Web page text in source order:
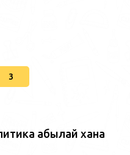
3
абылай хана